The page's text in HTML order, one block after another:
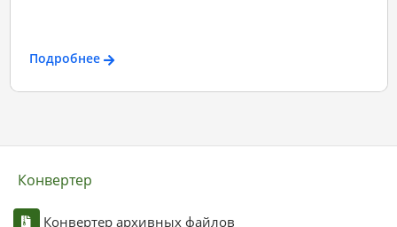
Подробнее
Конвертер
Конвертер архивных файлов